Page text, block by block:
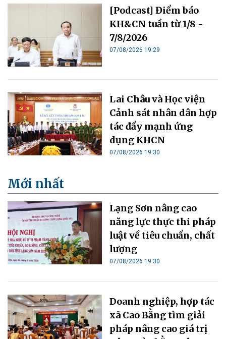
[Podcast] Điểm báo
KH&CN tuần từ 1/8 -
7/8/2026
07/08/2026 19:29
Lai Châu và Học viện
Cảnh sát nhân dân hợp
tác đẩy mạnh ứng
dụng KHCN
07/08/2026 19:30
Mới nhất
Lạng Sơn nâng cao
năng lực thực thi pháp
luật về tiêu chuẩn, chất
lượng
07/08/2026 19:30
Doanh nghiệp, hợp tác
xã Cao Bằng tìm giải
pháp nâng cao giá trị